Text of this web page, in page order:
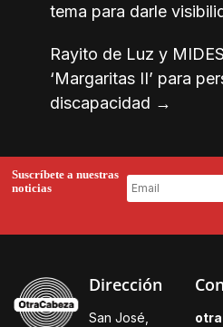
tema para darle
Rayito de Luz y
‘Margaritas II’ para
discapacidad →
Suscríbete a nuestras
noticias
Dirección
San José,